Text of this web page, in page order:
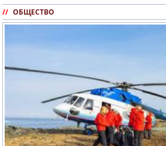
// ОБЩЕСТВО